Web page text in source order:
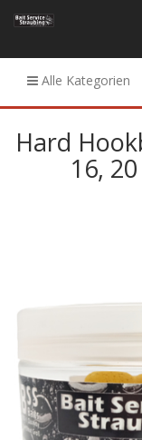
Alle Kategorien
Hard
16,